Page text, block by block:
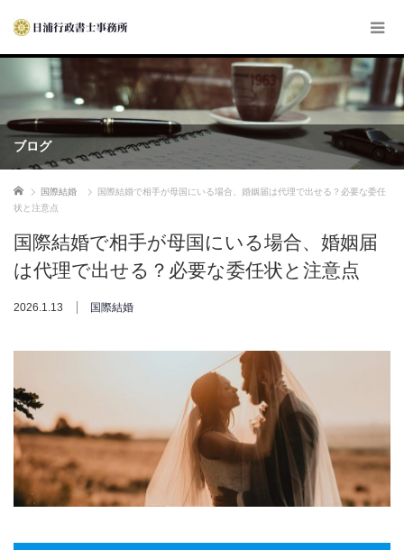
ブログ
ホーム 国際結婚
国際結婚で相手が母国にいる場合、婚姻届は代理で出せる？必要な委任
状と注意点
国際結婚で相手が母国にいる場合、婚姻届
は代理で出せる？必要な委任状と注意点
2026.1.13 国際結婚